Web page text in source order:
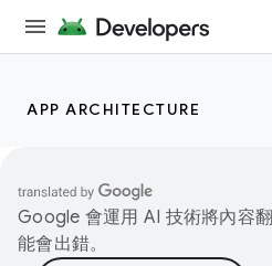
APP ARCHITECTURE
Google 會運用 AI 技術將內容
能會出錯。